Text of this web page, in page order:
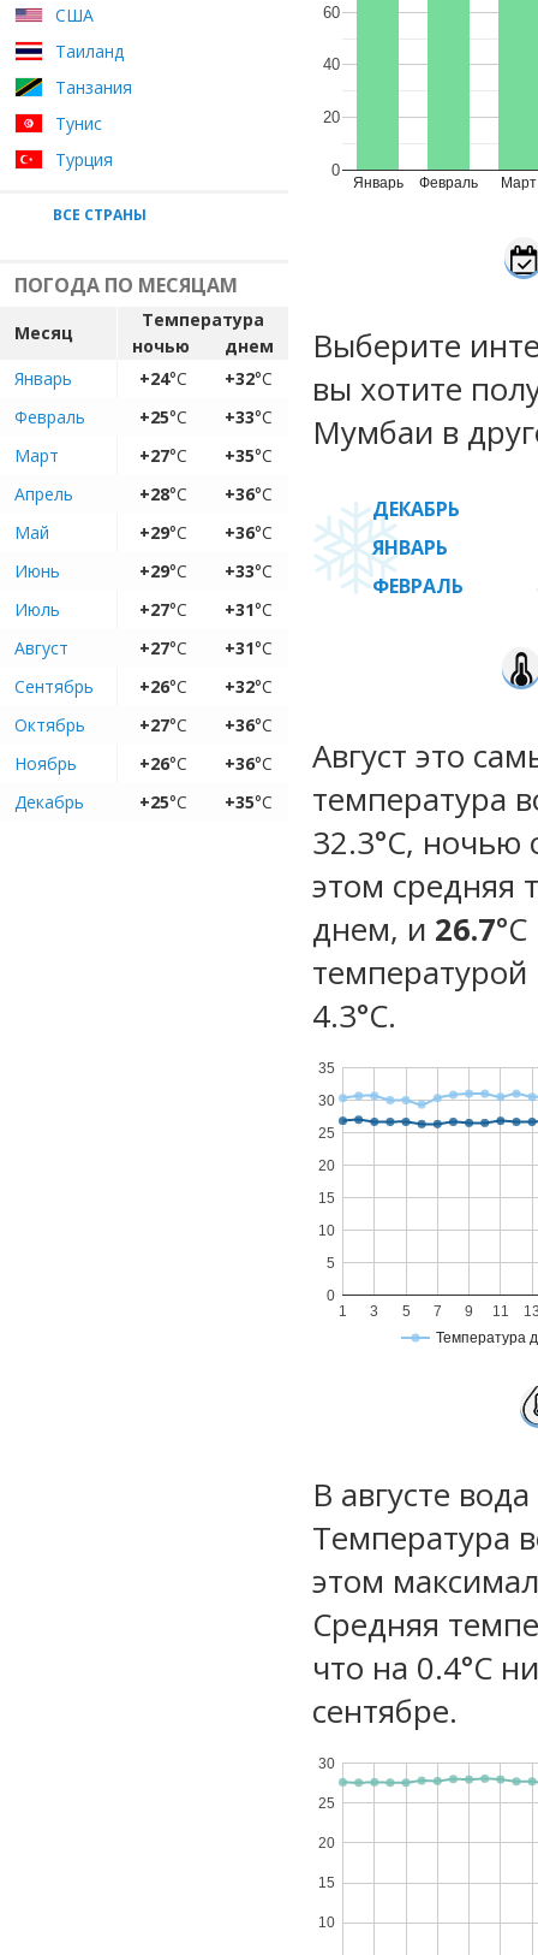
США
Таиланд
Танзания
Тунис
Турция
ВСЕ СТРАНЫ
ПОГОДА ПО МЕСЯЦАМ
Месяц
Температура
ночью
днем
Январь
+24°C +32°C
Февраль
+25°C +33°C
Март
+27°C +35°C
Апрель
+28°C +36°C
Май
+29°C +36°C
Июнь
+29°C +33°C
Июль
+27°C +31°C
Август
+27°C +31°C
Сентябрь
+26°C +32°C
Октябрь
+27°C +36°C
Ноябрь
+26°C +36°C
Декабрь
+25°C +35°C
Январь Февраль Март
0
20
40
60
Выберите
вы хотите
Мумбаи в
ДЕКАБРЬ
ЯНВАРЬ
ФЕВРАЛЬ
Август это
температура
32.3°C, ночью
этом средняя
днем, и 26.7
температурой
4.3°С.
Температура
1 3 5 7 9 11
0
5
10
15
20
25
30
35
В августе
Температура
этом
Средняя
что на 0.4°C
сентябре.
10
15
20
25
30